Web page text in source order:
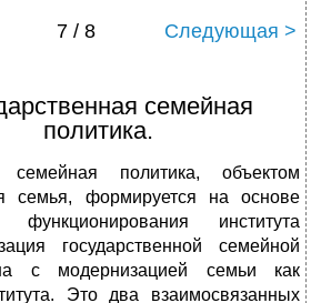
7 / 8 Следующая >
семейная
политика.
семейная политика, объектом
семья, формируется на основе
функционирования института
государственной семейной
с модернизацией семьи как
Это два взаимосвязанных